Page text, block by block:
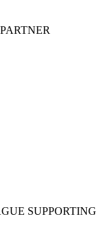
SUPPORTING